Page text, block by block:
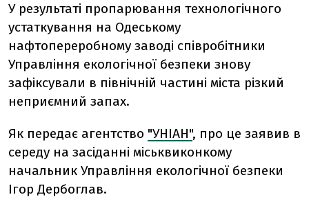
У результаті пропарювання технологічного
устаткування на Одеському
нафтопереробному заводі співробітники
Управління екологічної безпеки знову
зафіксували в північній частині міста різкий
неприємний запах.
Як передає агентство "УНІАН", про це заявив в
середу на засіданні міськвиконкому
начальник Управління екологічної безпеки
Ігор Дербоглав.